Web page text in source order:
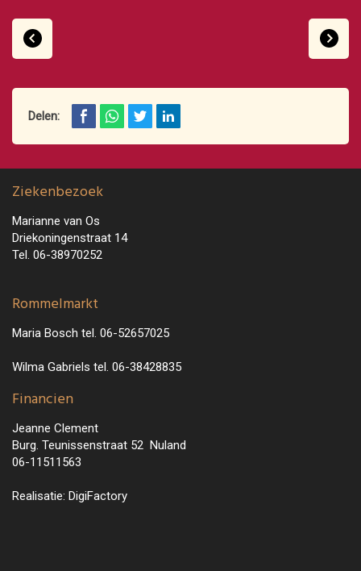
Delen:
Ziekenbezoek
Marianne van Os
Driekoningenstraat 14
Tel. 06-38970252
Rommelmarkt
Maria Bosch tel. 06-52657025
Wilma Gabriels tel. 06-38428835
Financien
Jeanne Clement
Burg. Teunissenstraat 52 Nuland
06-11511563
Realisatie: DigiFactory